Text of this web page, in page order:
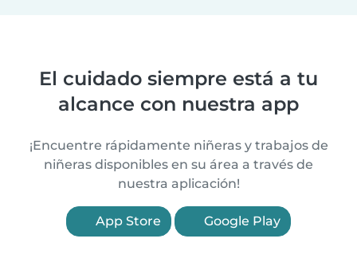
El cuidado siempre está a tu
alcance con nuestra app
¡Encuentre rápidamente niñeras y trabajos de
niñeras disponibles en su área a través de
nuestra aplicación!
App Store Google Play